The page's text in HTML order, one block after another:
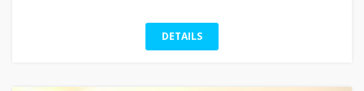
DETAILS